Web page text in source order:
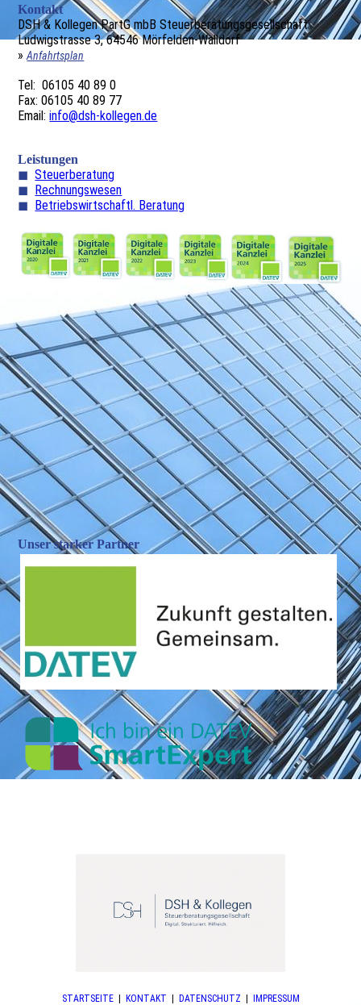
Kontakt
DSH & Kollegen PartG mbB Steuerberatungsgesellschaft
Ludwigstrasse 3, 64546 Mörfelden-Walldorf
»Anfahrtsplan
Tel: 06105 40 89 0
Fax: 06105 40 89 77
Email:info@dsh-kollegen.de
Leistungen
◼ Steuerberatung
◼
Rechnungswesen
◼
Betriebswirtschaftl. Beratung
Unser starker Partner
STARTSEITE| KONTAKT DATEN­SCHUTZ IMPRESSUM